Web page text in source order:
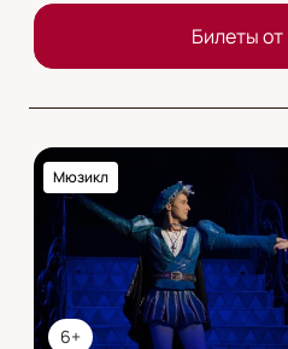
Билеты от
6+
Мюзикл